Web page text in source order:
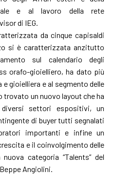
e al lavoro della rete
di IEG.
da cinque capisaldi
si è caratterizzata anzitutto
sul calendario degli
orafo-gioielliero, ha dato più
gioielliera e al segmento delle
un nuovo layout che ha
diversi settori espositivi, un
di buyer tutti segnalati
importanti e infine un
e il coinvolgimento delle
categoria “Talents” del
Angiolini.